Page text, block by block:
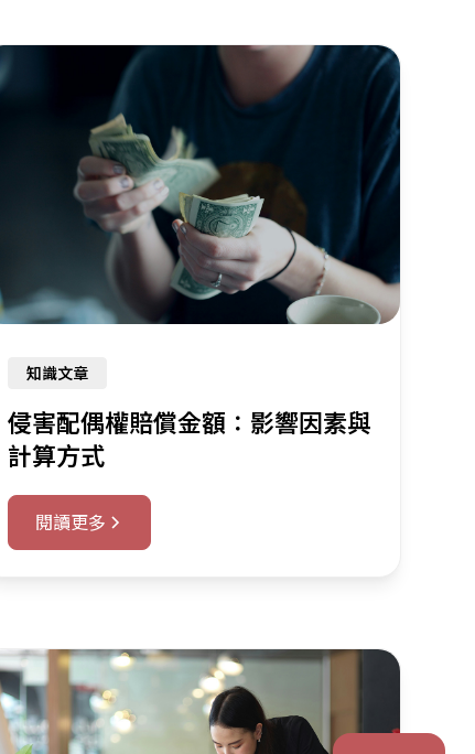
知識文章
侵害配偶權賠償金額：影響因素與
計算方式
閱讀更多